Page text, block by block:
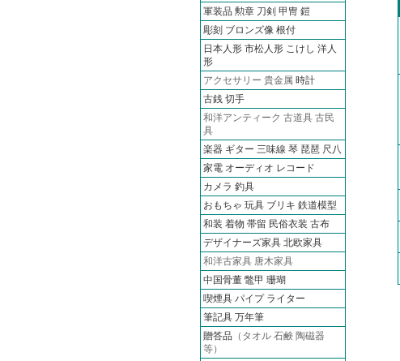
軍装品 勲章 刀剣 甲冑 鎧
彫刻 ブロンズ像 根付
日本人形 市松人形 こけし 洋人
形
アクセサリー 貴金属 時計
古銭 切手
和洋アンティーク 古道具 古民
具
楽器 ギター 三味線 琴 琵琶 尺八
家電 オーディオ レコード
カメラ 釣具
おもちゃ 玩具 ブリキ 鉄道模型
和装 着物 帯留 民俗衣装 古布
デザイナーズ家具 北欧家具
和洋古家具 唐木家具
中国骨董 鼈甲 珊瑚
喫煙具 パイプ ライター
筆記具 万年筆
贈答品 （タオル 石鹸 陶磁器
等）